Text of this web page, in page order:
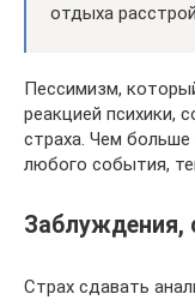
отдыха
Пессимизм,
реакцией психики,
страха. Чем больше
любого события,
Заблуждения,
Страх сдавать